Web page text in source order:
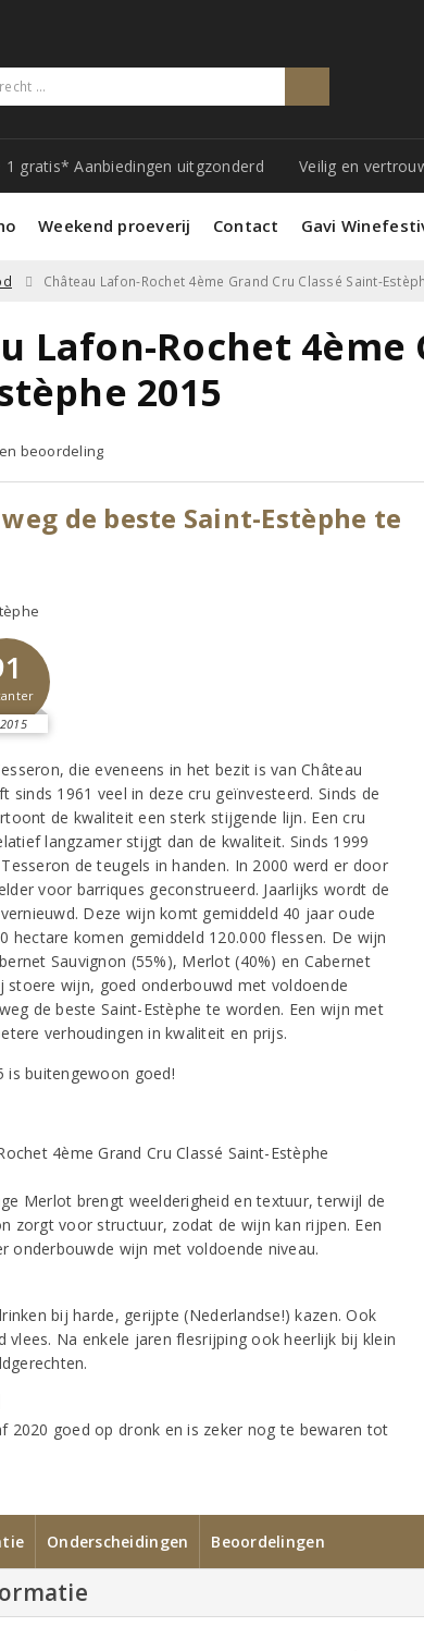
1 gratis* Aanbiedingen uitgzonderd Veilig en
Weekend proeverij Contact Gavi
Château Lafon-Rochet 4ème Grand Cru Classé Saint-
Lafon-Rochet 4ème
2015
beoordeling
de beste Saint-Estèphe te
2015
die eveneens in het bezit is van Château
sinds 1961 veel in deze cru geïnvesteerd. Sinds de
de kwaliteit een sterk stijgende lijn. Een cru
langzamer stijgt dan de kwaliteit. Sinds 1999
de teugels in handen. In 2000 werd er door
voor barriques geconstrueerd. Jaarlijks wordt de
Deze wijn komt gemiddeld 40 jaar oude
hectare komen gemiddeld 120.000 flessen. De wijn
Sauvignon (55%), Merlot (40%) en Cabernet
stoere wijn, goed onderbouwd met voldoende
de beste Saint-Estèphe te worden. Een wijn met
verhoudingen in kwaliteit en prijs.
is buitengewoon goed!
Merlot brengt weelderigheid en textuur, terwijl de
zorgt voor structuur, zodat de wijn kan rijpen. Een
onderbouwde wijn met voldoende niveau.
bij harde, gerijpte (Nederlandse!) kazen. Ook
Na enkele jaren flesrijping ook heerlijk bij klein
2020 goed op dronk en is zeker nog te bewaren tot
Onderscheidingen Beoordelingen